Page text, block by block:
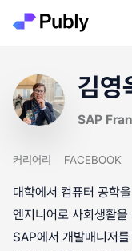
김영
SAP
커리어리 FACEBOOK
대학에서 컴퓨터 공학
엔지니어로 사회생활
SAP에서 개발매니저